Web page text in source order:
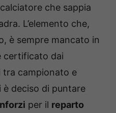
che sappia
L’elemento che,
è sempre mancato in
certificato dai
tra campionato e
è deciso di puntare
per il reparto